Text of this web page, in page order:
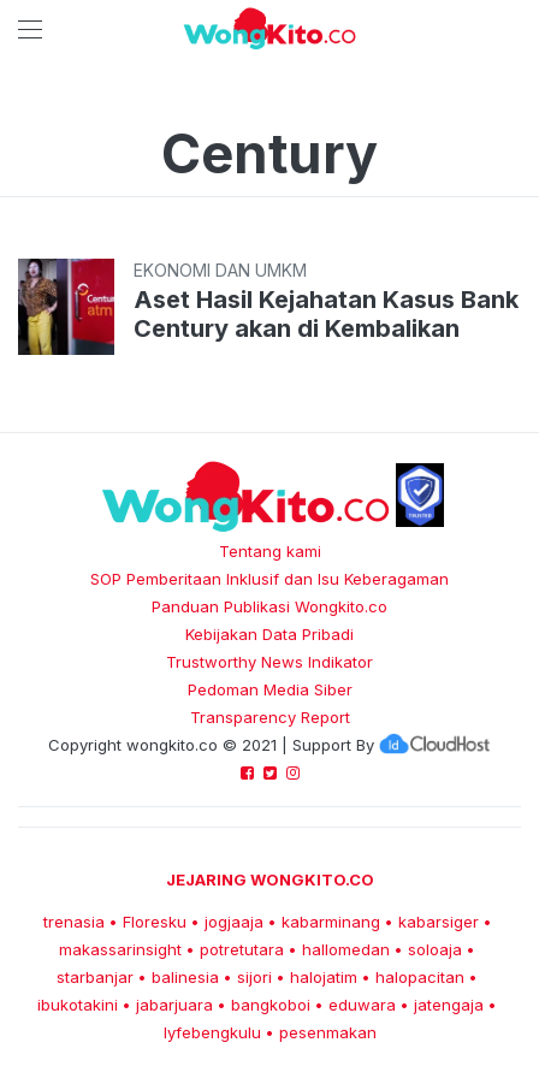
Century
EKONOMI DAN UMKM
Aset Hasil Kejahatan Kasus Bank
Century akan di Kembalikan
Tentang kami
SOP Pemberitaan Inklusif dan Isu Keberagaman
Panduan Publikasi Wongkito.co
Kebijakan Data Pribadi
Trustworthy News Indikator
Pedoman Media Siber
Transparency Report
Copyright wongkito.co © 2021 | Support By
JEJARING WONGKITO.CO
trenasia • Floresku • jogjaaja • kabarminang • kabarsiger •
makassarinsight • potretutara • hallomedan • soloaja •
starbanjar • balinesia • sijori • halojatim • halopacitan •
ibukotakini • jabarjuara • bangkoboi • eduwara • jatengaja •
lyfebengkulu • pesenmakan